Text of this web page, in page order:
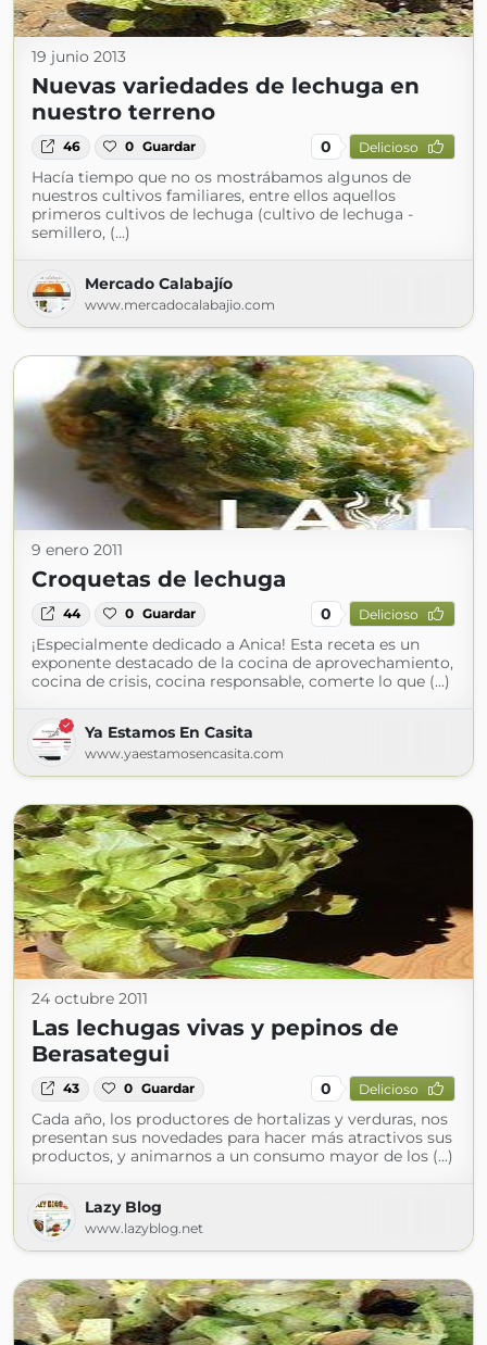
19 junio 2013
Nuevas variedades de lechuga en
nuestro terreno
46 0 Guardar 0 Delicioso
Hacía tiempo que no os mostrábamos algunos de
nuestros cultivos familiares, entre ellos aquellos
primeros cultivos de lechuga (cultivo de lechuga -
semillero, (...)
Mercado Calabajío
www.mercadocalabajio.com
9 enero 2011
Croquetas de lechuga
44 0 Guardar 0 Delicioso
¡Especialmente dedicado a Anica! Esta receta es un
exponente destacado de la cocina de aprovechamiento,
cocina de crisis, cocina responsable, comerte lo que (...)
Ya Estamos En Casita
www.yaestamosencasita.com
24 octubre 2011
Las lechugas vivas y pepinos de
Berasategui
43 0 Guardar 0 Delicioso
Cada año, los productores de hortalizas y verduras, nos
presentan sus novedades para hacer más atractivos sus
productos, y animarnos a un consumo mayor de los (...)
Lazy Blog
www.lazyblog.net